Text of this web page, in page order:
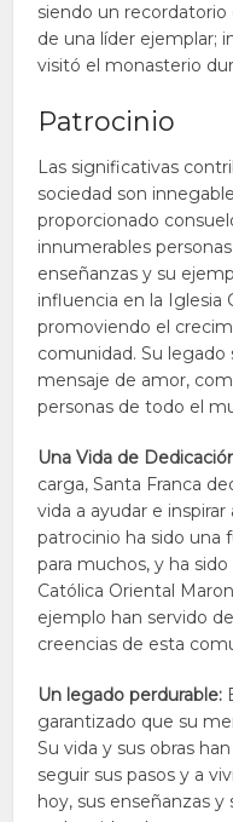
siendo un
de una líder ejemplar;
visitó el monasterio
Patrocinio
Las significativas
sociedad son
proporcionado
innumerables
enseñanzas y su
influencia en la Iglesia
promoviendo el
comunidad. Su
mensaje de amor,
personas de todo el
Una Vida de
carga, Santa Franca
vida a ayudar e
patrocinio ha sido una
para muchos, y ha
Católica Oriental
ejemplo han servido
creencias de esta
Un legado perdurable:
garantizado que su
Su vida y sus obras
seguir sus pasos y a
hoy, sus enseñanzas